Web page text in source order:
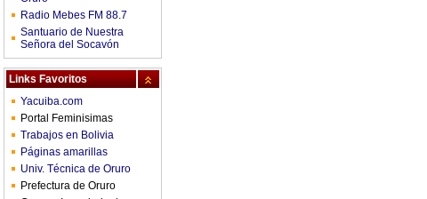
Radio Mebes FM 88.7
Santuario de Nuestra
Señora del Socavón
Links Favoritos
Yacuiba.com
Portal Feminisimas
Trabajos en Bolivia
Páginas amarillas
Univ. Técnica de Oruro
Prefectura de Oruro